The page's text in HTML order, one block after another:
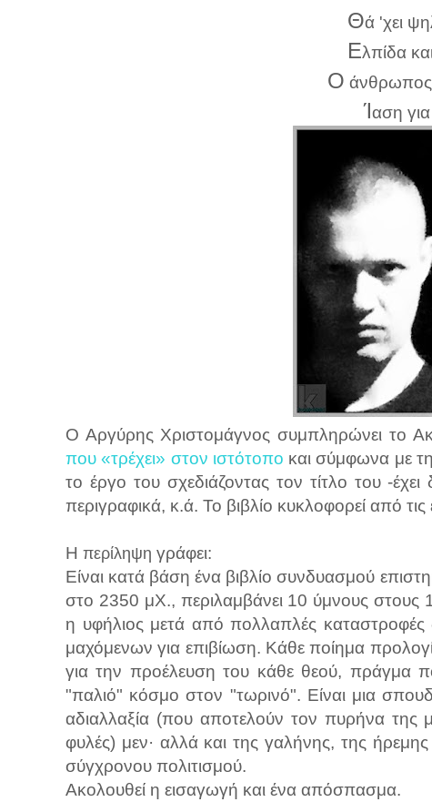
Θά 'χει
Ελπίδα
Ο άνθρωπος
Ίαση για
Ο Αργύρης Χριστομάγνος συμπληρώνει το
που «τρέχει» στον ιστότοπο και σύμφωνα με
το έργο του σχεδιάζοντας τον τίτλο του -
περιγραφικά, κ.ά. Το βιβλίο κυκλοφορεί από
Η περίληψη γράφει:
Είναι κατά βάση ένα βιβλίο συνδυασμού
στο 2350 μΧ., περιλαμβάνει 10 ύμνους στους
η υφήλιος μετά από πολλαπλές καταστροφές
μαχόμενων για επιβίωση. Κάθε ποίημα
για την προέλευση του κάθε θεού, πράγμα
"παλιό" κόσμο στον "τωρινό". Είναι μια
αδιαλλαξία (που αποτελούν τον πυρήνα της
φυλές) μεν· αλλά και της γαλήνης, της
σύγχρονου πολιτισμού.
Ακολουθεί η εισαγωγή και ένα απόσπασμα.